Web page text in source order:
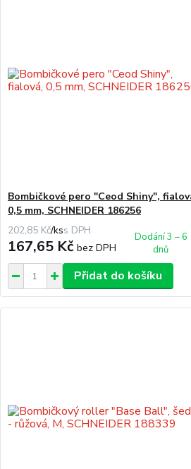
Bombičkové pero "Ceod Shiny",
0,5 mm, SCHNEIDER 186256
202,85 Kč/ks
167,65 Kč bez DPH
Dodání 3 – 6
dnů
Přidat do košíku